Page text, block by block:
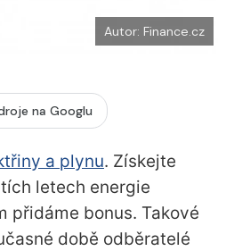
Autor: Finance.cz
na Googlu
a plynu. Získejte
letech energie
přidáme bonus. Takové
době odběratelé